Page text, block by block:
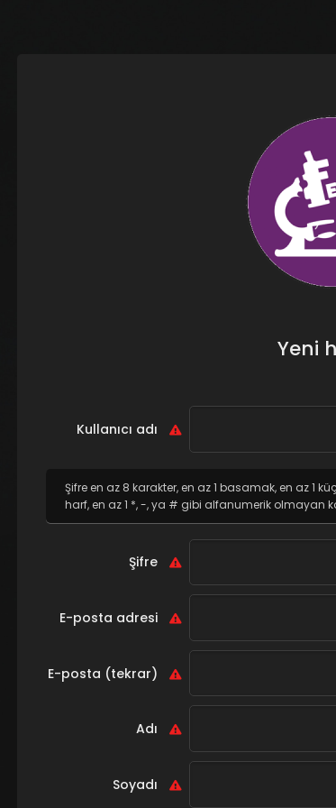
Yeni
Kullanıcı adı
Şifre en az 8 karakter, en az 1 basamak, en az 1
harf, en az 1 *, -, ya # gibi alfanumerik olmayan
Şifre
E-posta adresi
E-posta (tekrar)
Adı
Soyadı